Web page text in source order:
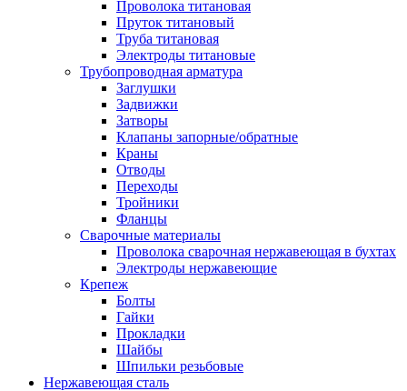
Проволока титановая
Пруток титановый
Труба титановая
Электроды титановые
Трубопроводная арматура
Заглушки
Задвижки
Затворы
Клапаны запорные/обратные
Краны
Отводы
Переходы
Тройники
Фланцы
Сварочные материалы
Проволока сварочная нержавеющая в бухтах
Электроды нержавеющие
Крепеж
Болты
Гайки
Прокладки
Шайбы
Шпильки резьбовые
Нержавеющая сталь